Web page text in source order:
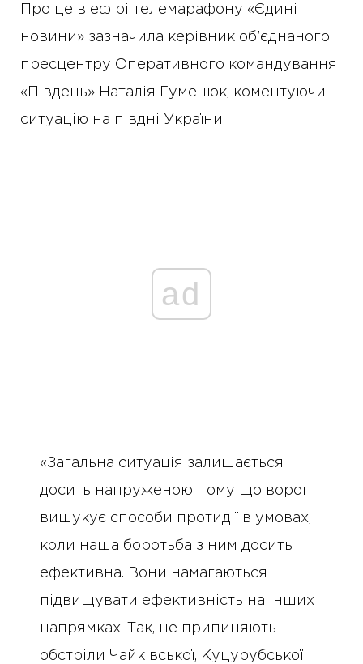
Про це в ефірі телемарафону «Єдині
новини» зазначила керівник об’єднаного
пресцентру Оперативного командування
«Південь» Наталія Гуменюк, коментуючи
ситуацію на півдні України.
ad
«Загальна ситуація залишається
досить напруженою, тому що ворог
вишукує способи протидії в умовах,
коли наша боротьба з ним досить
ефективна. Вони намагаються
підвищувати ефективність на інших
напрямках. Так, не припиняють
обстріли Чайківської, Куцурубської